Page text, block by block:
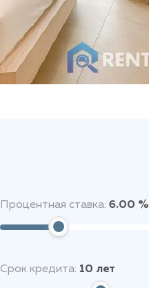
Процентная ставка:6.00 %
Срок кредита: 10 лет